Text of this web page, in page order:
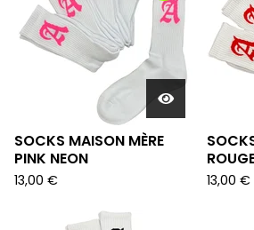
SOCKS MAISON MÈRE
PINK NEON
13,00 € 13,00 €